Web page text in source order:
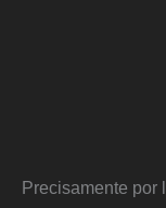
Precisamente por